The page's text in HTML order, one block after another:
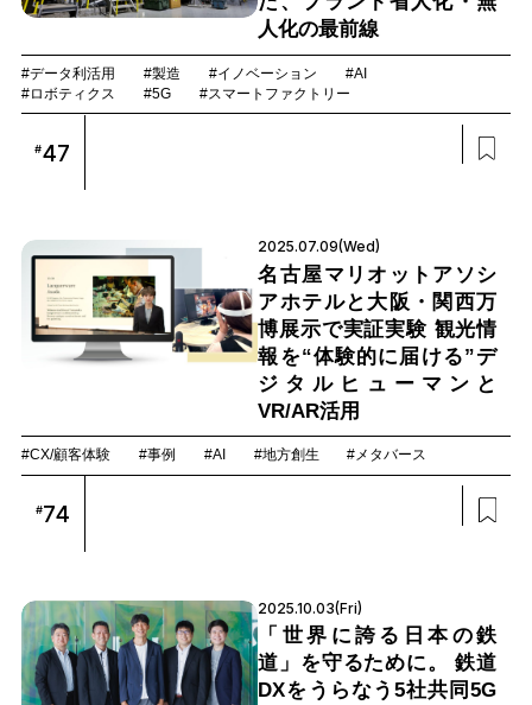
人化の最前線
#データ利活用 #製造 #イノベーション
#AI
#ロボティクス
#5G #スマートファクトリー
#47
2025.07.09(Wed)
名古屋マリオットアソシ
アホテルと大阪・関西万
博展示で実証実験 観光情
報を“体験的に届ける”デ
ジタルヒューマンと
VR/AR活用
#CX/顧客体験 #事例 #AI #地方創生 #メタバース
#74
2025.10.03(Fri)
「世界に誇る日本の鉄
道」を守るために。 鉄道
DXをうらなう5社共同5G